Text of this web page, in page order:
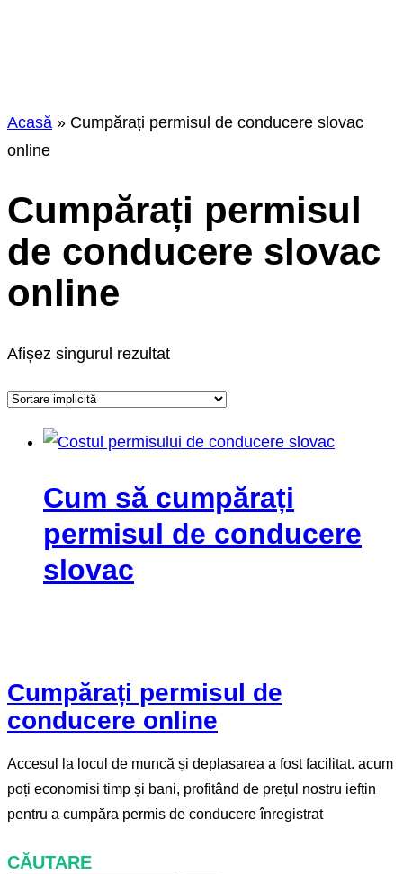
Acasă » Cumpărați permisul de conducere slovac
online
Cumpărați permisul
de conducere slovac
online
Afișez singurul rezultat
Cum să cumpărați
permisul de conducere
slovac
Cumpărați permisul de
conducere online
Accesul la locul de muncă și deplasarea a fost facilitat. acum
poți economisi timp și bani, profitând de prețul nostru ieftin
pentru a cumpăra permis de conducere înregistrat
CĂUTARE